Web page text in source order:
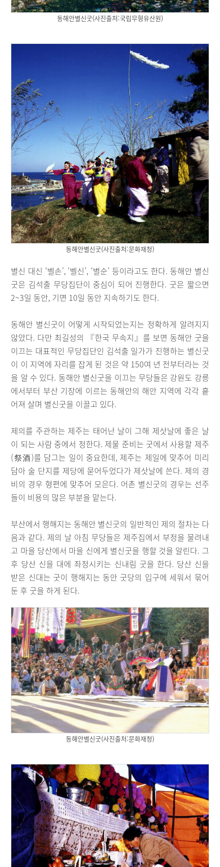
동해안별신굿(사진출처:국립무형유산원)
동해안별신굿(사진출처:문화재청)
별신 대신 ‘벨손’, ‘벨신’, ‘별순’ 등이라고도 한다. 동해안 별신
굿은 김석출 무당집단이 중심이 되어 진행한다. 굿은 짧으면
2~3일 동안, 기면 10일 동안 지속하기도 한다.
동해안 별신굿이 어떻게 시작되었는지는 정확하게 알려지지
않았다. 다만 최길성의 『한국 무속지』를 보면 동해안 굿을
이끄는 대표적인 무당집단인 김석출 일가가 진행하는 별신굿
이 이 지역에 자리를 잡게 된 것은 약 150여 년 전부터라는 것
을 알 수 있다. 동해안 별신굿을 이끄는 무당들은 강원도 강릉
에서부터 부산 기장에 이르는 동해안의 해안 지역에 각각 흩
어져 살며 별신굿을 이끌고 있다.
제의를 주관하는 제주는 태어난 날이 그해 제삿날에 좋은 날
이 되는 사람 중에서 정한다. 제물 준비는 굿에서 사용할 제주
(祭酒)를 담그는 일이 중요한데, 제주는 제일에 맞추어 미리
담아 술 단지를 제당에 묻어두었다가 제삿날에 쓴다. 제의 경
비의 경우 형편에 맞추어 모은다. 어촌 별신굿의 경우는 선주
들이 비용의 많은 부분을 맡는다.
부산에서 행해지는 동해안 별신굿의 일반적인 제의 절차는 다
음과 같다. 제의 날 아침 무당들은 제주집에서 부정을 물려내
고 마을 당산에서 마을 신에게 별신굿을 행할 것을 알린다. 그
후 당산 신을 대에 좌정시키는 신내림 굿을 한다. 당산 신을
받은 신대는 굿이 행해지는 동안 굿당의 입구에 세워서 묶어
둔 후 굿을 하게 된다.
동해안별신굿(사진출처:문화재청)